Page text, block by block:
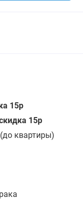
15р
15р
квартиры)